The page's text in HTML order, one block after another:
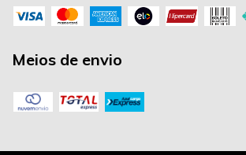
Meios de envio